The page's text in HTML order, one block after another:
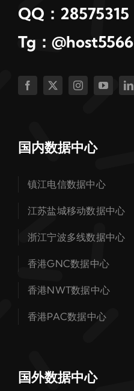
QQ：28575315
Tg：@host5566
国内数据中心
镇江电信数据中心
江苏盐城移动数据中心
浙江宁波多线数据中心
香港GNC数据中心
香港NWT数据中心
香港PAC数据中心
国外数据中心